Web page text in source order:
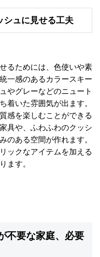
シュに見せる工夫
るためには、色使いや素
一感のあるカラースキー
やグレーなどのニュート
着いた雰囲気が出ます。
感を楽しむことができる
具や、ふわふわのクッシ
のある空間が作れます。
ックなアイテムを加える
ます。
不要な家庭、必要